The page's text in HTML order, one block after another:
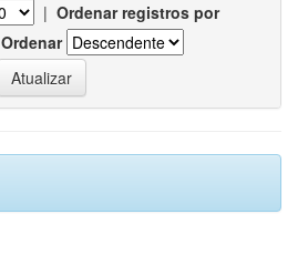
| Ordenar registros por
Ordenar